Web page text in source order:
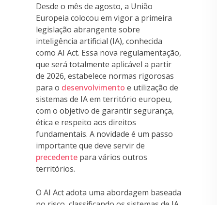
Desde o mês de agosto, a União
Europeia colocou em vigor a primeira
legislação abrangente sobre
inteligência artificial (IA), conhecida
como AI Act. Essa nova regulamentação,
que será totalmente aplicável a partir
de 2026, estabelece normas rigorosas
para o desenvolvimento e utilização de
sistemas de IA em território europeu,
com o objetivo de garantir segurança,
ética e respeito aos direitos
fundamentais. A novidade é um passo
importante que deve servir de
precedente para vários outros
territórios.
O AI Act adota uma abordagem baseada